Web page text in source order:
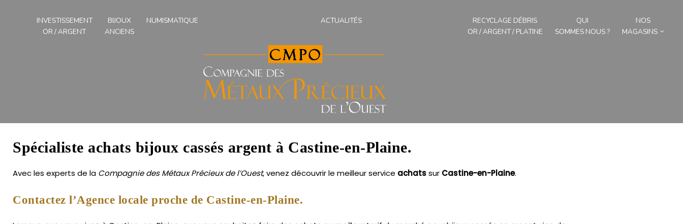
INVESTISSEMENT
OR / ARGENT
BIJOUX
ANCIENS
NUMISMATIQUE ACTUALITÉS
RECYCLAGE DÉBRIS
OR / ARGENT / PLATINE
QUI
SOMMES NOUS ?
NOS
MAGASINS
Spécialiste achats bijoux cassés argent à Castine-en-Plaine.
Avec les experts de la Compagnie des Métaux Précieux de l’Ouest, venez découvrir le meilleur service achatssur Castine-en-Plaine.
Contactez l’Agence locale proche de Castine-en-Plaine.